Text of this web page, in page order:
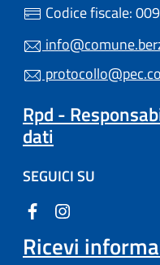
Codice fiscale:
Rpd -
dati
SEGUICI SU
Ricevi